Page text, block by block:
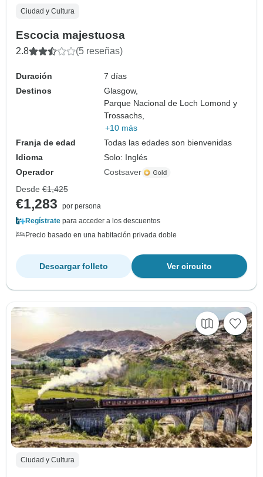
Ciudad y Cultura
Escocia majestuosa
2.8 (5 reseñas)
Duración
7 días
Destinos
Glasgow,
Parque Nacional de Loch Lomond y
Trossachs,
+10 más
Franja de edad
Todas las edades son bienvenidas
Idioma
Solo: Inglés
Operador
Costsaver
Desde €1,425
€1,283
por persona
Regístrate para acceder a los descuentos
Precio basado en una habitación privada doble
Ver circuito
Descargar folleto
Ciudad y Cultura